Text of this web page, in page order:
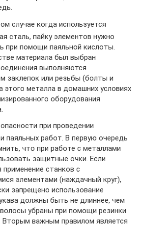
случае когда используется
сталь, пайку элементов нужно
при помощи паяльной кислоты.
материала был выбран
выполняются
заклепок или резьбы (болты и
этого металла в домашних условиях
оборудования
при проведении
паяльных работ. В первую очередь
что при работе с металлами
защитные очки. Если
применение станков с
элементами (наждачный круг),
запрещено использование
должны быть не длиннее, чем
убраны при помощи резинки
Вторым важным правилом является